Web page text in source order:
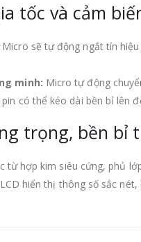
tốc và cảm
Micro sẽ tự động ngắt tín
minh: Micro tự động
có thể kéo dài bền bỉ lên
trọng, bền bỉ
từ hợp kim siêu cứng, phủ
hiển thị thông số sắc